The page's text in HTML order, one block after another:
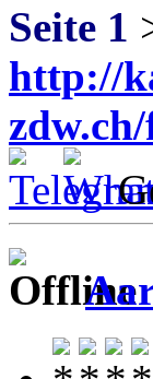
Seite 1
http://